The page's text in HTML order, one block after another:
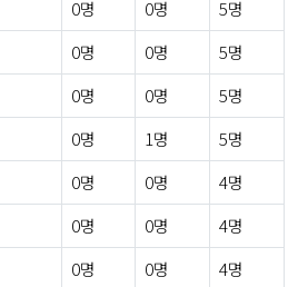
0명 0명
5명
0명 0명
5명
0명 0명
5명
0명 1명
5명
0명 0명
4명
0명 0명
4명
0명 0명
4명